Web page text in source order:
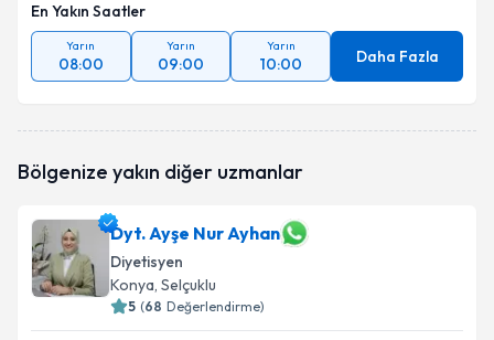
En Yakın Saatler
Yarın
08:00
Yarın
09:00
Yarın
10:00 Daha Fazla
Bölgenize yakın diğer uzmanlar
Dyt. Ayşe Nur Ayhan
Diyetisyen
Konya, Selçuklu
5 (68 Değerlendirme)